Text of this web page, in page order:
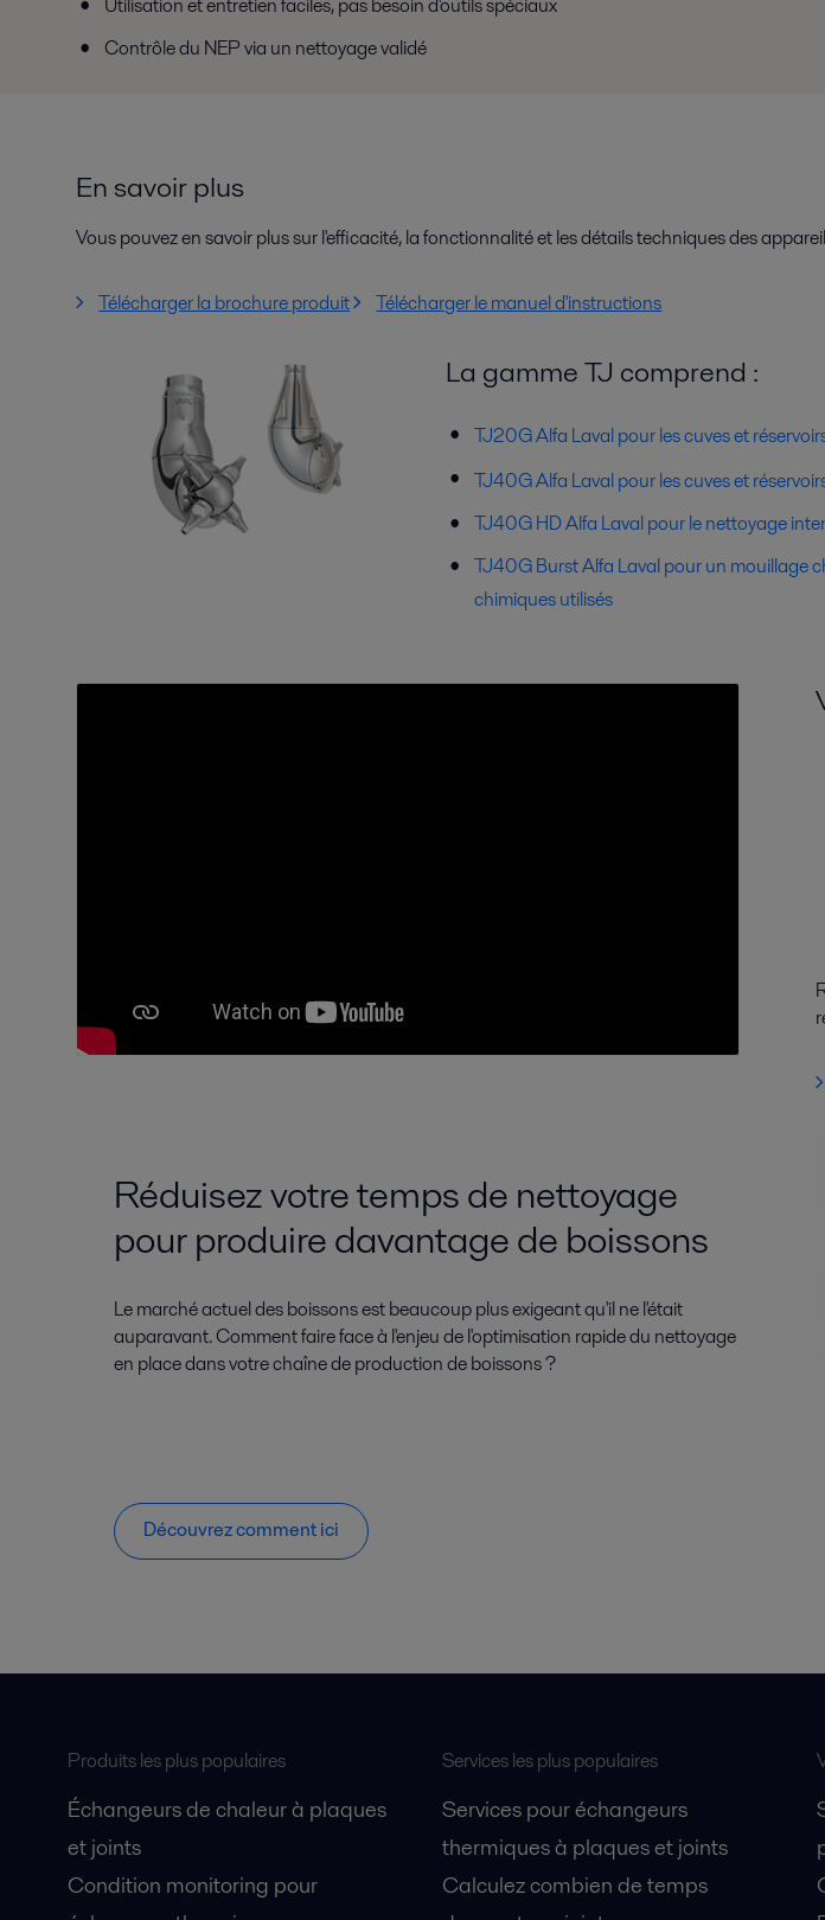
Contrôle du NEP via un nettoyage validé
En savoir plus
Vous pouvez en savoir plus sur l'efficacité, la fonctionnalité et les détails techniques des
Télécharger la brochure produit Télécharger le manuel d'instructions
La gamme TJ comprend :
TJ20G Alfa Laval pour les cuves et
TJ40G Alfa Laval pour les cuves et
TJ40G HD Alfa Laval pour le nettoyage
TJ40G Burst Alfa Laval pour un mouillage
chimiques utilisés
Réduisez votre temps de nettoyage
pour produire davantage de boissons
Le marché actuel des boissons est beaucoup plus exigeant qu'il ne l'était
auparavant. Comment faire face à l'enjeu de l'optimisation rapide du nettoyage
en place dans votre chaîne de production de boissons ?
Découvrez comment ici
Produits les plus populaires
Échangeurs de chaleur à plaques
et joints
Condition monitoring pour
Services les plus populaires
Services pour échangeurs
thermiques à plaques et joints
Calculez combien de temps